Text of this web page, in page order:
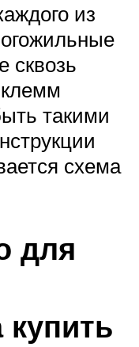
из
сквозь
такими
схема
для